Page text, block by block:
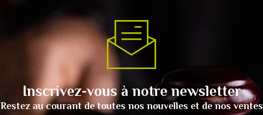
Inscrivez-vous à notre newsletter
Restez au courant de toutes nos nouvelles et de nos ventes